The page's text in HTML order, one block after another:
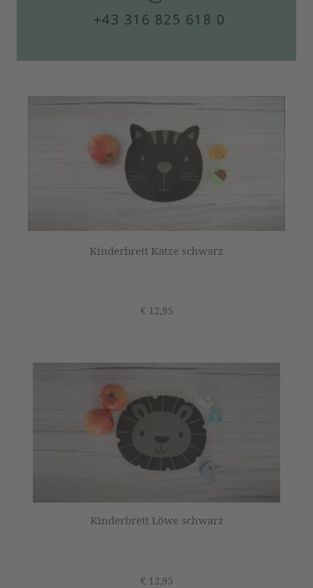
+43 316 825 618 0
Kinderbrett Katze schwarz
€ 12,95
Kinderbrett Löwe schwarz
€ 12,95